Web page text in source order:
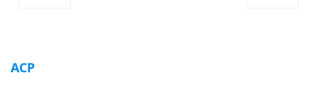
ACP